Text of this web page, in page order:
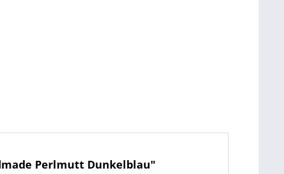
Perlmutt Dunkelblau"